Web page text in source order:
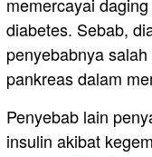
diabetes. Sebab,
penyebabnya
pankreas dalam
Penyebab lain
insulin akibat